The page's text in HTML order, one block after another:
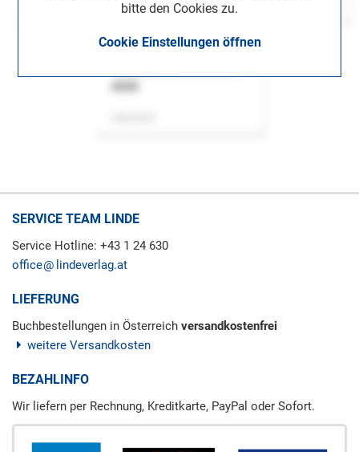
bitte den Cookies zu.
Cookie Einstellungen öffnen
SERVICE TEAM LINDE
Service Hotline: +43 1 24 630
office
lindeverlag.at
LIEFERUNG
Buchbestellungen in Österreich versandkostenfrei
weitere Versandkosten
BEZAHLINFO
Wir liefern per Rechnung, Kreditkarte, PayPal oder Sofort.